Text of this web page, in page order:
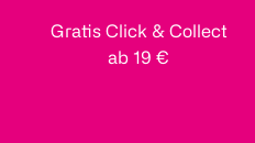
Gratis Click & Collect
ab 19 €